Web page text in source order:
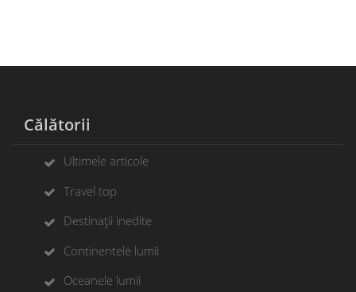
Călătorii
Ultimele articole
Travel top
Destinații inedite
Continentele lumii
Oceanele lumii